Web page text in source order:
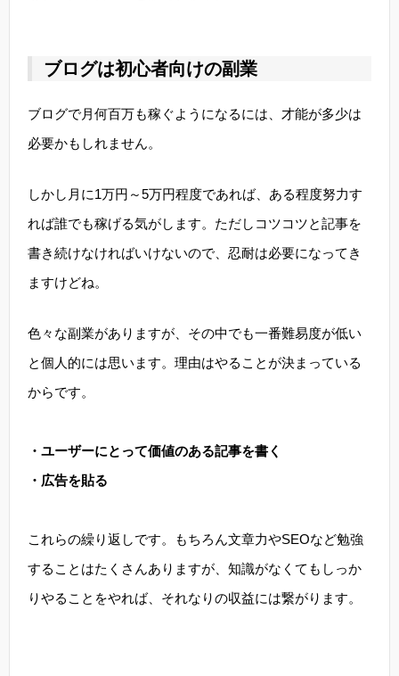
ブログは初心者向けの副業
ブログで月何百万も稼ぐようになるには、才能が多少は
必要かもしれません。
しかし月に1万円～5万円程度であれば、ある程度努力す
れば誰でも稼げる気がします。ただしコツコツと記事を
書き続けなければいけないので、忍耐は必要になってき
ますけどね。
色々な副業がありますが、その中でも一番難易度が低い
と個人的には思います。理由はやることが決まっている
からです。
・ユーザーにとって価値のある記事を書く
・広告を貼る
これらの繰り返しです。もちろん文章力やSEOなど勉強
することはたくさんありますが、知識がなくてもしっか
りやることをやれば、それなりの収益には繋がります。